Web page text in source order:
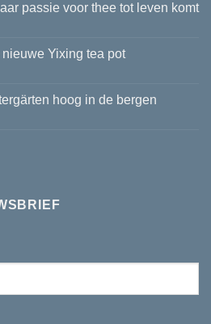
passie voor thee tot leven komt
Yixing tea pot
hoog in de bergen